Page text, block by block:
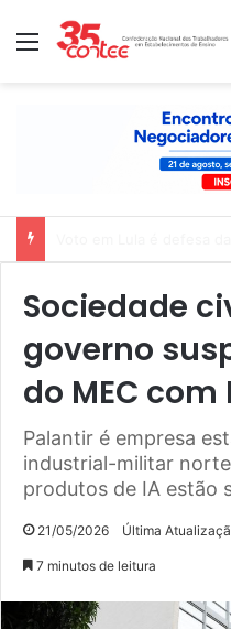
Menu
Sociedade
governo
do MEC
Palantir é empresa
industrial-militar
produtos de IA estão
21/05/2026 Última
7 minutos de leitura